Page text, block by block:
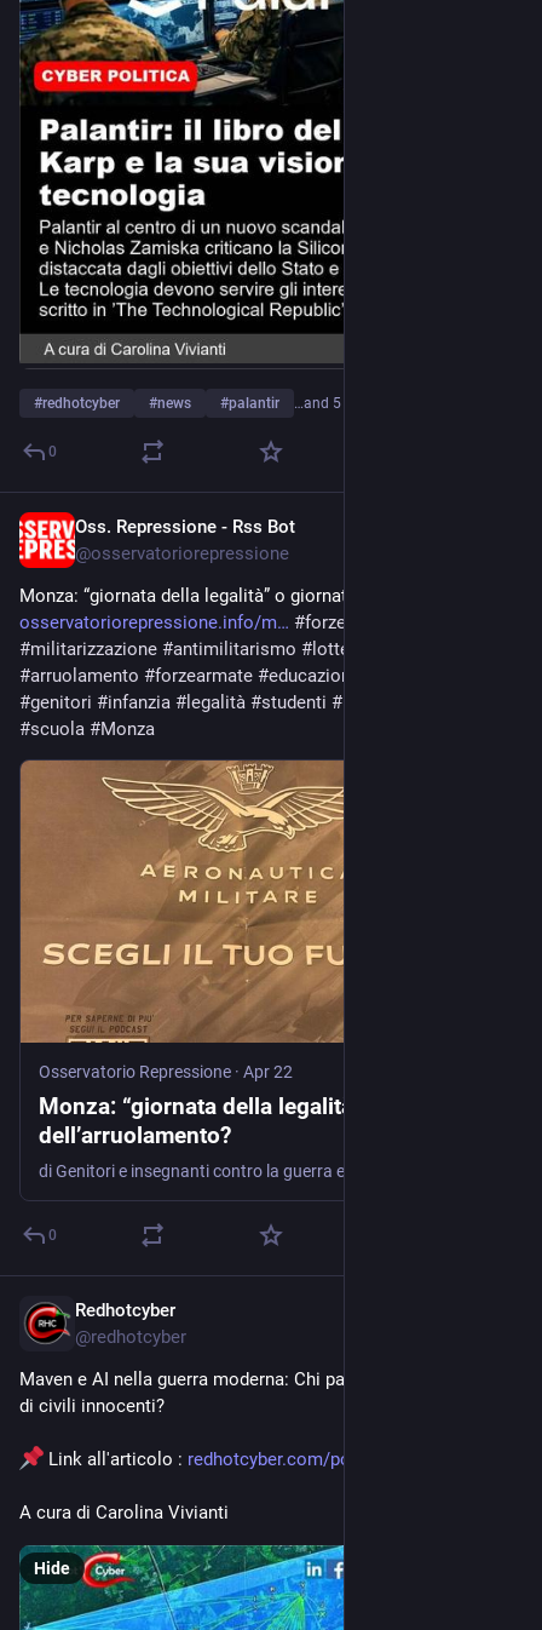
#redhotcyber #news #palantir …and 5 more
0
Oss. Repressione - Rss Bot
@osservatoriorepressione
Monza: “giornata della legalità” o giornata dell’arruolamento?
osservatoriorepressione.info/m
#forzedell
#militarizzazione #antimilitarismo # lottesociali
#arruolamento #forzearmate #educazione
#genitori #infanzia # legalità #studenti #
#scuola #Monza
Osservatorio Repressione · Apr 22
Monza: “giornata della legalità” o giornata
dell’arruolamento?
0
Redhotcyber
@redhotcyber
Maven e AI nella guerra moderna: Chi pagherà per l’uccisione
di civili innocenti?
Link all'articolo : redhotcyber.com/post/maven-e-a
A cura di Carolina Vivianti
Hide